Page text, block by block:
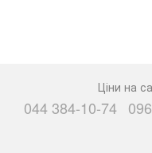
Ціни на
044 384-10-74